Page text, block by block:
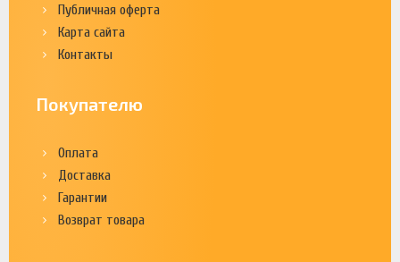
Публичная оферта
Карта сайта
Контакты
Покупателю
Оплата
Доставка
Гарантии
Возврат товара